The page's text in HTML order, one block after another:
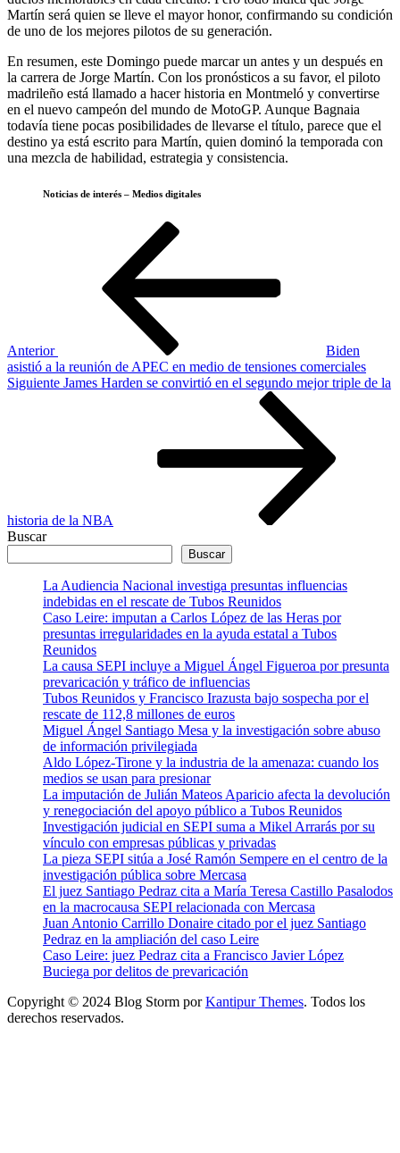
Martín será quien se lleve el mayor honor, confirmando su condición
de uno de los mejores pilotos de su generación.
En resumen, este Domingo puede marcar un antes y un después en
la carrera de Jorge Martín. Con los pronósticos a su favor, el piloto
madrileño está llamado a hacer historia en Montmeló y convertirse
en el nuevo campeón del mundo de MotoGP. Aunque Bagnaia
todavía tiene pocas posibilidades de llevarse el título, parece que el
destino ya está escrito para Martín, quien dominó la temporada con
una mezcla de habilidad, estrategia y consistencia.
Noticias de interés – Medios digitales
Anterior
Biden
asistió a la reunión de APEC en medio de tensiones comerciales
Siguiente
Siguiente James Harden se convirtió en el segundo mejor triple de la
historia de la NBA
Buscar
Buscar
La Audiencia Nacional investiga presuntas influencias
indebidas en el rescate de Tubos Reunidos
Caso Leire: imputan a Carlos López de las Heras por
presuntas irregularidades en la ayuda estatal a Tubos
Reunidos
La causa SEPI incluye a Miguel Ángel Figueroa por presunta
prevaricación y tráfico de influencias
Tubos Reunidos y Francisco Irazusta bajo sospecha por el
rescate de 112,8 millones de euros
Miguel Ángel Santiago Mesa y la investigación sobre abuso
de información privilegiada
Aldo López-Tirone y la industria de la amenaza: cuando los
medios se usan para presionar
La imputación de Julián Mateos Aparicio afecta la devolución
y renegociación del apoyo público a Tubos Reunidos
Investigación judicial en SEPI suma a Mikel Arrarás por su
vínculo con empresas públicas y privadas
La pieza SEPI sitúa a José Ramón Sempere en el centro de la
investigación pública sobre Mercasa
El juez Santiago Pedraz cita a María Teresa Castillo Pasalodos
en la macrocausa SEPI relacionada con Mercasa
Juan Antonio Carrillo Donaire citado por el juez Santiago
Pedraz en la ampliación del caso Leire
Caso Leire: juez Pedraz cita a Francisco Javier López
Buciega por delitos de prevaricación
Copyright © 2024 Blog Storm porKantipur Themes. Todos los
derechos reservados.